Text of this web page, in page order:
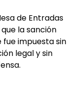
de Entradas
la sanción
impuesta sin
legal y sin